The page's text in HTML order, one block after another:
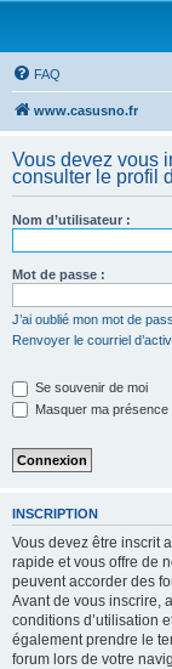
FAQ
www.casusno.fr
Vous devez vous
consulter le profil
Nom d’utilisateur :
Mot de passe :
J’ai oublié mon mot de
Renvoyer le courriel
Se souvenir de moi
Masquer ma
INSCRIPTION
Vous devez être inscrit
rapide et vous offre de
peuvent accorder des
Avant de vous inscrire,
conditions d’utilisation
également prendre le
forum lors de votre